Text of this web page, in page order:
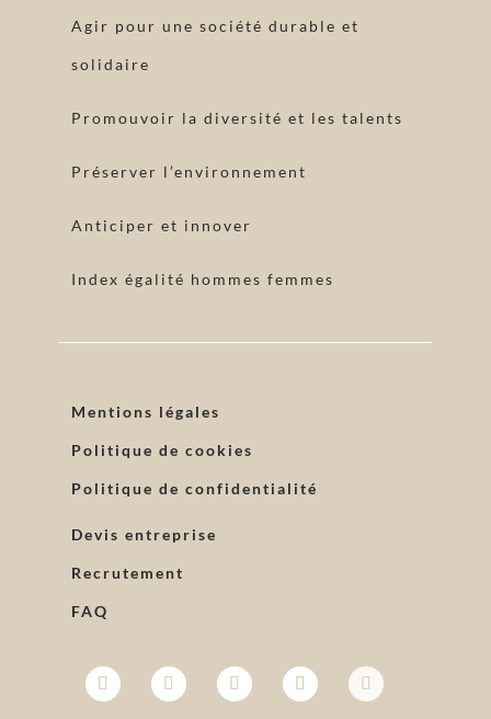
Agir pour une société durable et
solidaire
Promouvoir la diversité et les talents
Préserver l’environnement
Anticiper et innover
Index égalité hommes femmes
Mentions légales
Politique de cookies
Politique de confidentialité
Devis entreprise
Recrutement
FAQ